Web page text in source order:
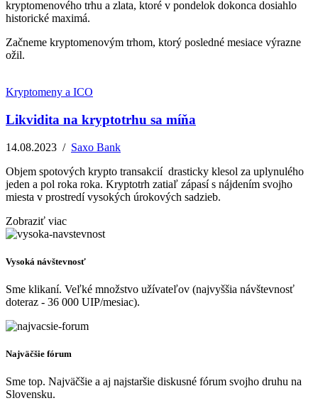
kryptomenového trhu a zlata, ktoré v pondelok dokonca dosiahlo
historické maximá.
Začneme kryptomenovým trhom, ktorý posledné mesiace výrazne
ožil.
Kryptomeny a ICO
Likvidita na kryptotrhu sa míňa
14.08.2023 / Saxo Bank
Objem spotových krypto transakcií drasticky klesol za uplynulého
jeden a pol roka roka. Kryptotrh zatiaľ zápasí s nájdením svojho
miesta v prostredí vysokých úrokových sadzieb.
Zobraziť viac
Vysoká návštevnosť
Sme klikaní. Veľké množstvo užívateľov (najvyššia návštevnosť
doteraz - 36 000 UIP/mesiac).
Najväčšie fórum
Sme top. Najväčšie a aj najstaršie diskusné fórum svojho druhu na
Slovensku.